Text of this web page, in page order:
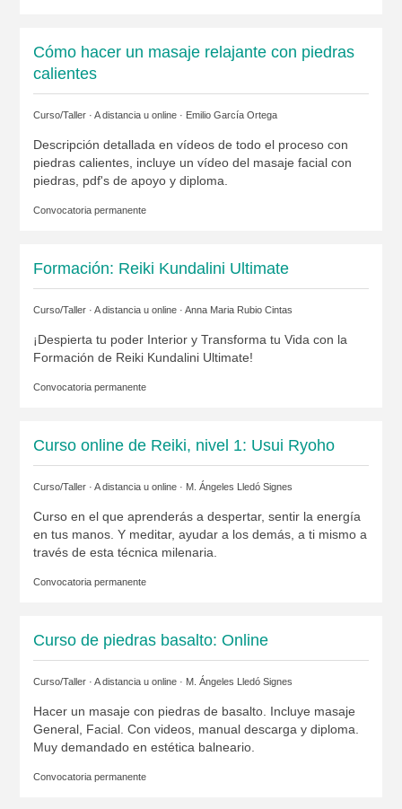
Cómo hacer un masaje relajante con piedras
calientes
Curso/Taller · A distancia u online · Emilio García Ortega
Descripción detallada en vídeos de todo el proceso con
piedras calientes, incluye un vídeo del masaje facial con
piedras, pdf's de apoyo y diploma.
Convocatoria permanente
Formación: Reiki Kundalini Ultimate
Curso/Taller · A distancia u online · Anna Maria Rubio Cintas
¡Despierta tu poder Interior y Transforma tu Vida con la
Formación de Reiki Kundalini Ultimate!
Convocatoria permanente
Curso online de Reiki, nivel 1: Usui Ryoho
Curso/Taller · A distancia u online · M. Ángeles Lledó Signes
Curso en el que aprenderás a despertar, sentir la energía
en tus manos. Y meditar, ayudar a los demás, a ti mismo a
través de esta técnica milenaria.
Convocatoria permanente
Curso de piedras basalto: Online
Curso/Taller · A distancia u online · M. Ángeles Lledó Signes
Hacer un masaje con piedras de basalto. Incluye masaje
General, Facial. Con videos, manual descarga y diploma.
Muy demandado en estética balneario.
Convocatoria permanente